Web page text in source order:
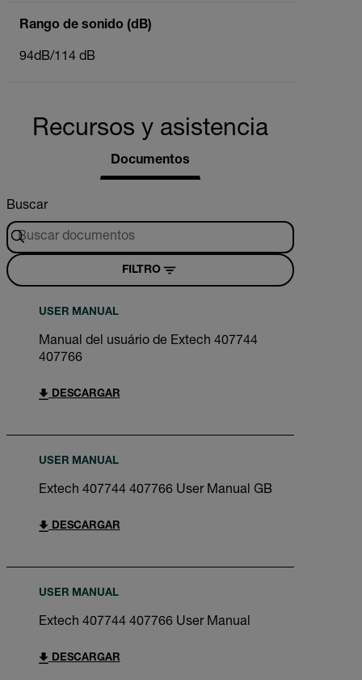
Rango de sonido (dB)
94dB/114 dB
Recursos y asistencia
Documentos
Buscar
FILTRO
USER MANUAL
Manual del usuário de Extech 407744
407766
DESCARGAR
USER MANUAL
Extech 407744 407766 User Manual GB
DESCARGAR
USER MANUAL
Extech 407744 407766 User Manual
DESCARGAR